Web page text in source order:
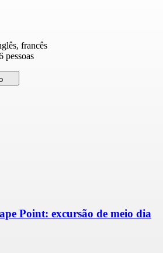
francês
pessoas
Point: excursão de meio dia